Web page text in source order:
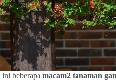
beberapa macam2 tanaman